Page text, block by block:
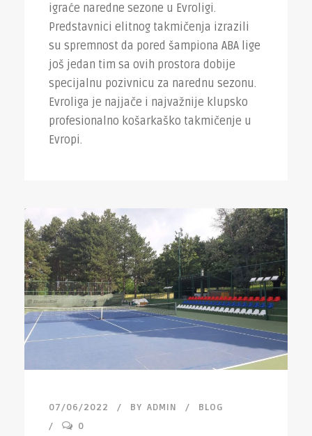
igraće naredne sezone u Evroligi.
Predstavnici elitnog takmičenja izrazili
su spremnost da pored šampiona ABA lige
još jedan tim sa ovih prostora dobije
specijalnu pozivnicu za narednu sezonu.
Evroliga je najjače i najvažnije klupsko
profesionalno košarkaško takmičenje u
Evropi.
07/06/2022 BY ADMIN
BLOG
0